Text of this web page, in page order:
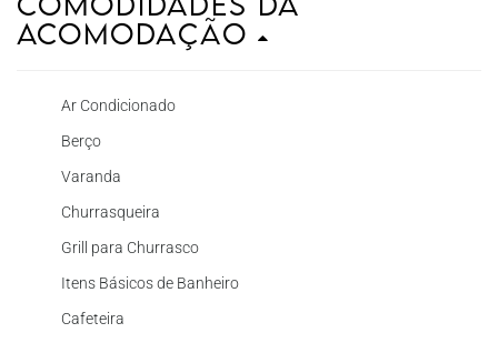
Acomodação
Ar Condicionado
Berço
Varanda
Churrasqueira
Grill para Churrasco
Itens Básicos de Banheiro
Cafeteira